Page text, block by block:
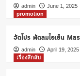
ชั่น
11.11
ส่วนลด
60%
ผ่าน
admin June 1, 2025
promotion
จัดโปร พัดลมไอเย็น
admin April 19, 2025
เรื่องลึกลับ